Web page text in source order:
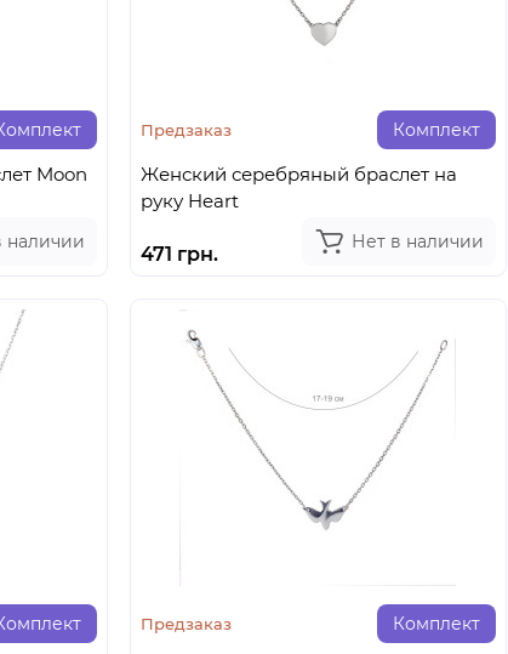
Moon
наличии
Комплект
Предзаказ
Женский серебряный браслет на
руку Heart
471 грн.
Нет в наличии
Комплект
Предзаказ